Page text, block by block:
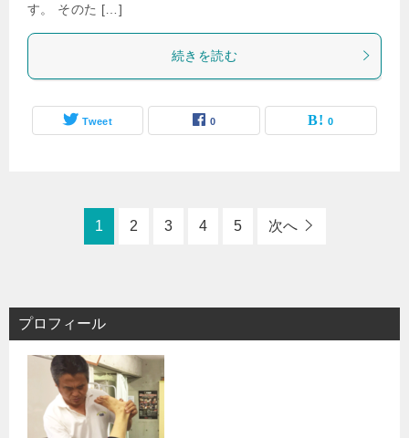
す。 そのた […]
続きを読む
Tweet 0 0
1 2 3 4 5 次へ
プロフィール